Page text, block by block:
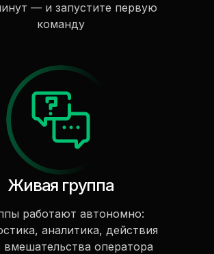
— и запустите первую
команду
Живая группа
работают автономно:
аналитика, действия
оператора